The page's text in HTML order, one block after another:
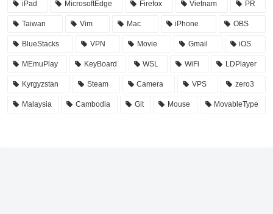
iPad MicrosoftEdge Firefox Vietnam PR
Taiwan Vim Mac iPhone OBS
BlueStacks VPN Movie Gmail iOS
MEmuPlay KeyBoard WSL WiFi LDPlayer
Kyrgyzstan Steam Camera VPS zero3
Malaysia Cambodia Git Mouse MovableType